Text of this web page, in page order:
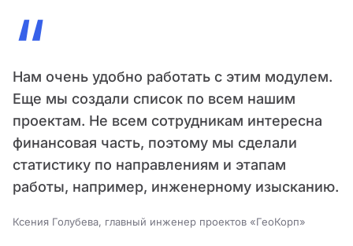
“
Нам очень удобно работать с этим модулем.
Еще мы создали список по всем нашим
проектам. Не всем сотрудникам интересна
финансовая часть, поэтому мы сделали
статистику по направлениям и этапам
работы, например, инженерному изысканию.
Ксения Голубева, главный инженер проектов «ГеоКорп»